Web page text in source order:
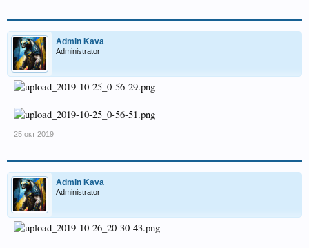
Admin Kava
Administrator
25 окт 2019
Admin Kava
Administrator